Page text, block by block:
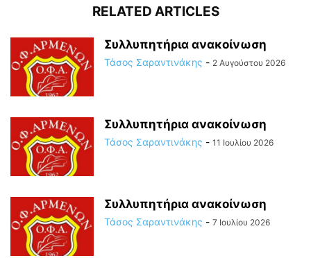
RELATED ARTICLES
Συλλυπητήρια ανακοίνωση
Τάσος Σαραντινάκης - 2 Αυγούστου 2026
Συλλυπητήρια ανακοίνωση
Τάσος Σαραντινάκης - 11 Ιουλίου 2026
Συλλυπητήρια ανακοίνωση
Τάσος Σαραντινάκης - 7 Ιουλίου 2026